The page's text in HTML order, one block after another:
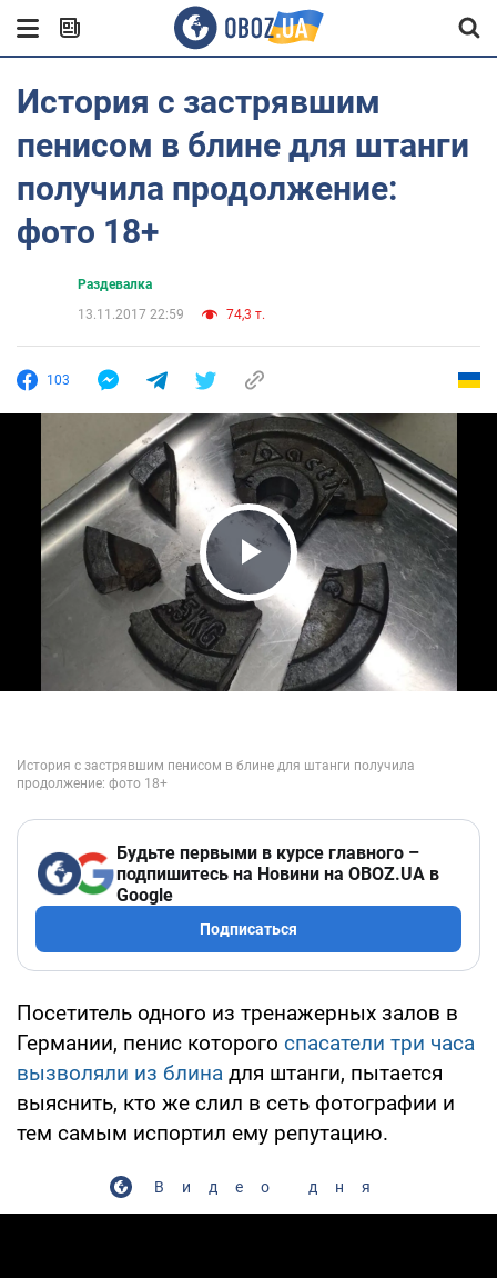
История с застрявшим
пенисом в блине для штанги
получила продолжение:
фото 18+
Раздевалка
13.11.2017 22:59
74,3 т.
103
Play Video
Будьте первыми в курсе главного –
подпишитесь на Новини на OBOZ.UA в
Google
Подписаться
Посетитель одного из тренажерных залов в
Германии, пенис которого спасатели три часа
вызволяли из блина для штанги, пытается
выяснить, кто же слил в сеть фотографии и
тем самым испортил ему репутацию.
Видео дня